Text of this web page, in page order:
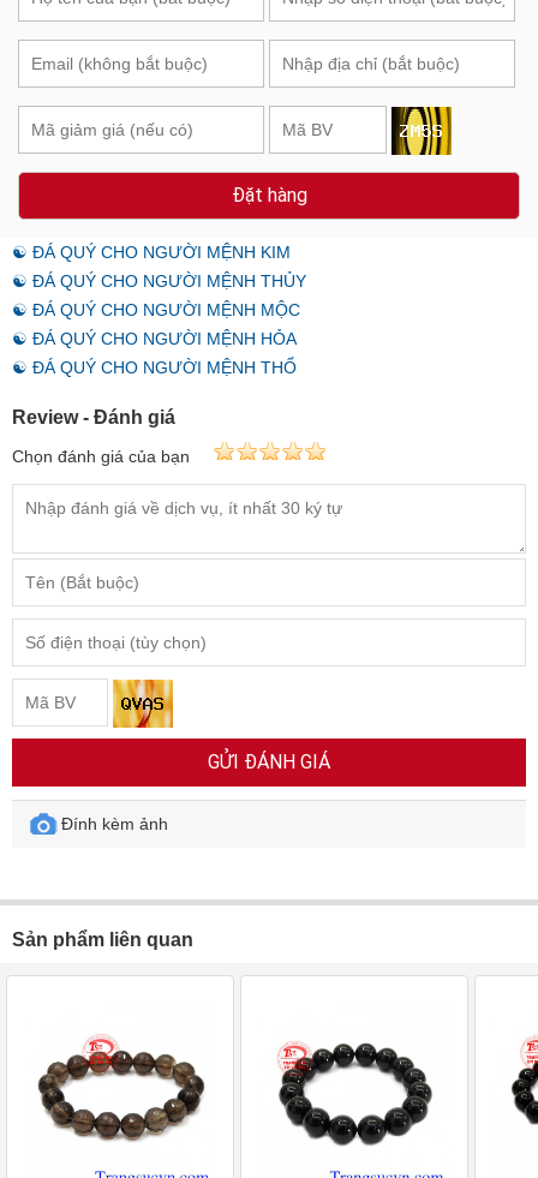
Đặt hàng
☯ ĐÁ QUÝ CHO NGƯỜI MỆNH KIM
☯ ĐÁ QUÝ CHO NGƯỜI MỆNH THỦY
☯ ĐÁ QUÝ CHO NGƯỜI MỆNH MỘC
☯ ĐÁ QUÝ CHO NGƯỜI MỆNH HỎA
☯ ĐÁ QUÝ CHO NGƯỜI MỆNH THỔ
Review - Đánh giá
Chọn đánh giá của bạn
GỬI ĐÁNH GIÁ
Đính kèm ảnh
Sản phẩm liên quan